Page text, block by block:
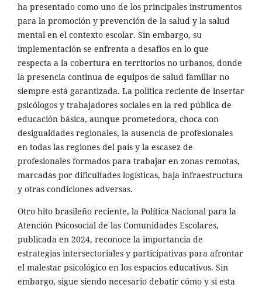
ha presentado como uno de los principales instrumentos
para la promoción y prevención de la salud y la salud
mental en el contexto escolar. Sin embargo, su
implementación se enfrenta a desafíos en lo que
respecta a la cobertura en territorios no urbanos, donde
la presencia continua de equipos de salud familiar no
siempre está garantizada. La política reciente de insertar
psicólogos y trabajadores sociales en la red pública de
educación básica, aunque prometedora, choca con
desigualdades regionales, la ausencia de profesionales
en todas las regiones del país y la escasez de
profesionales formados para trabajar en zonas remotas,
marcadas por dificultades logísticas, baja infraestructura
y otras condiciones adversas.
Otro hito brasileño reciente, la Política Nacional para la
Atención Psicosocial de las Comunidades Escolares,
publicada en 2024, reconoce la importancia de
estrategias intersectoriales y participativas para afrontar
el malestar psicológico en los espacios educativos. Sin
embargo, sigue siendo necesario debatir cómo y si esta